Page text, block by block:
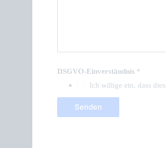
DSGVO-Einverständnis *
Ich willige ein, dass
Senden